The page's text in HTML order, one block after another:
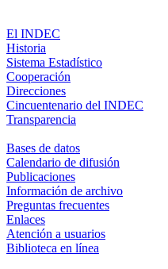
El INDEC
Historia
Sistema Estadístico
Cooperación
Direcciones
Cincuentenario del INDEC
Transparencia
Bases de datos
Calendario de difusión
Publicaciones
Información de archivo
Preguntas frecuentes
Enlaces
Atención a usuarios
Biblioteca en línea